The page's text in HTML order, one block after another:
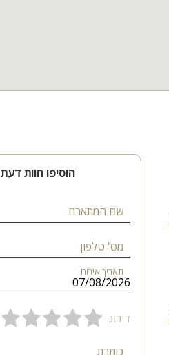
הוסיפו חוות דעת
שם המתארח
מס' טלפון
תאריך אירוח
דירוג
כותרת